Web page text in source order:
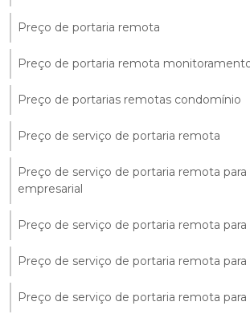
Preço de portaria remota
Preço de portaria remota
Preço de portarias remotas condomínio
Preço de serviço de portaria remota
Preço de serviço de portaria remota
empresarial
Preço de serviço de portaria remota
Preço de serviço de portaria remota
Preço de serviço de portaria remota